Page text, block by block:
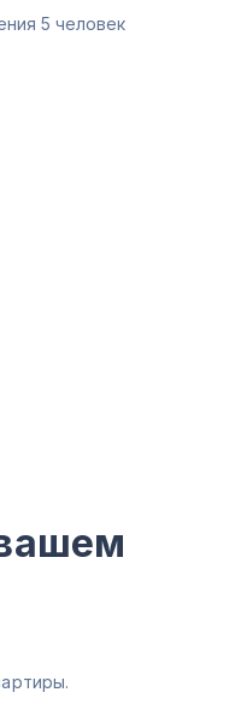
5 человек